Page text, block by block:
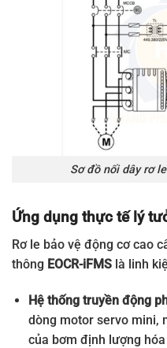
AC/DC
Sơ đồ nối dây rơ
Ứng dụng thực tế lý
Rơ le bảo vệ động cơ cao
thông EOCR-iFMS là linh
Hệ thống truyền động
dòng motor servo mini,
của bơm định lượng